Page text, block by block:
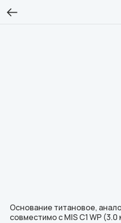
Основание титановое,
совместимо с MIS C1 WP